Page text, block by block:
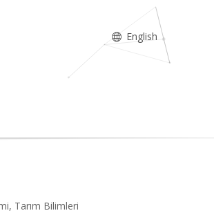
English
Tarım Bilimleri